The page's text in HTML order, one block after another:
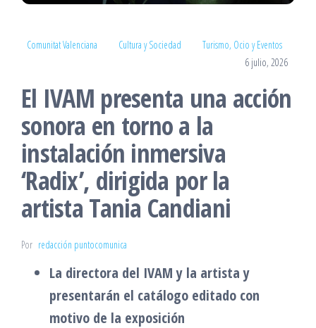
Comunitat Valenciana Cultura y Sociedad
Turismo, Ocio y Eventos
6 julio, 2026
El IVAM presenta una acción
sonora en torno a la
instalación inmersiva
‘Radix’, dirigida por la
artista Tania Candiani
Por redacción puntocomunica
La directora del IVAM y la artista y
presentarán el catálogo editado con
motivo de la exposición